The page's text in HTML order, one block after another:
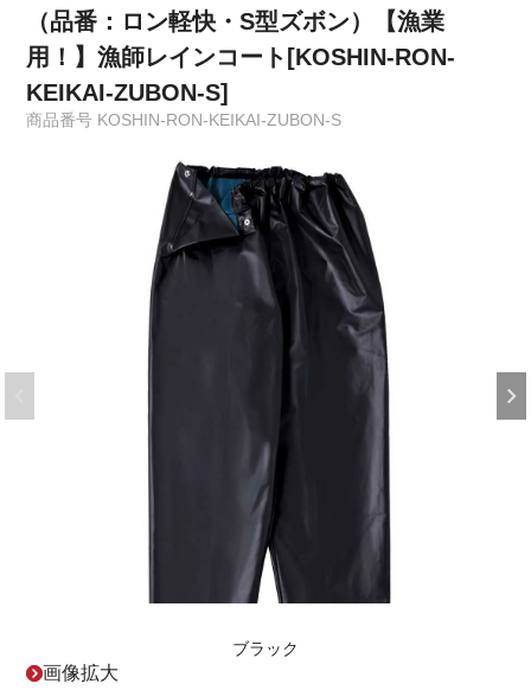
（品番：ロン軽快・S型ズボン）【漁業
用！】漁師レインコート[KOSHIN-RON-
KEIKAI-ZUBON-S]
商品番号 KOSHIN-RON-KEIKAI-ZUBON-S
ブラック
画像拡大